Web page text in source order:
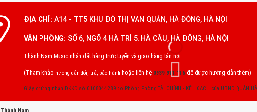
ĐỊA CHỈ:A14 - TT5 KHU ĐÔ THỊ VĂN QUÁN, HÀ ĐÔNG, HÀ NỘI
VĂN PHÒNG: SỐ 6, NGÕ 4 HÀ TRÌ 5, HÀ CẦU, HÀ ĐÔNG, HÀ NỘI
Thành Nam Music nhận đặt hàng trực tuyến và giao hàng tận nơi
(Tham khảo hướng dẫn đổi, trả, bảo hành hoặc liên hệ 0939 911 116 để được hướng dẫn thêm)
Giấy chứng nhận ĐKKD số 0108044289 do Phòng Phòng TÀI CHÍNH - KẾ HOẠCH của UBND QUẬN
Thành Nam